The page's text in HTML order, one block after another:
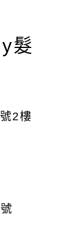
髮
2樓